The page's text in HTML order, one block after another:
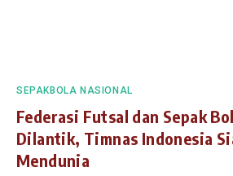
SEPAKBOLA NASIONAL
Federasi Futsal dan Sepak
Dilantik, Timnas Indonesia
Mendunia